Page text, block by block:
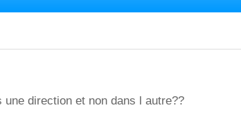
direction et non dans l autre??